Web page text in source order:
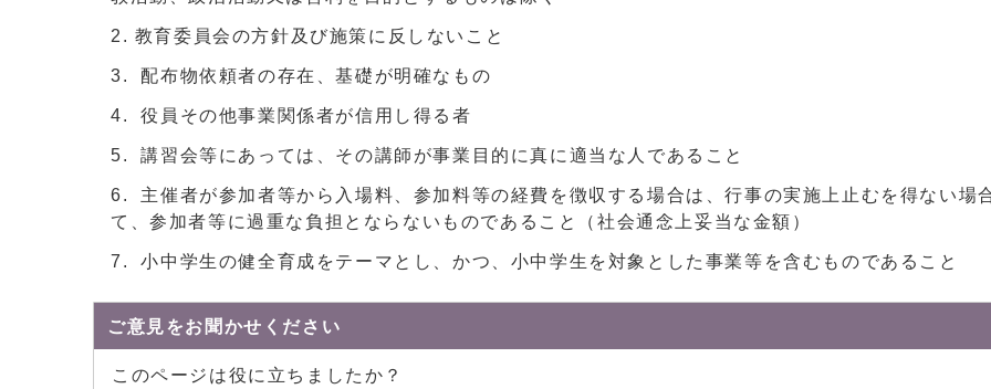
教育委員会の方針及び施策に反しないこと
配布物依頼者の存在、基礎が明確なもの
役員その他事業関係者が信用し得る者
講習会等にあっては、その講師が事業目的に真に適当な人であること
主催者が参加者等から入場料、参加料等の経費を徴収する場合は、行事の実施上止むを得ない場
て、参加者等に過重な負担とならないものであること（社会通念上妥当な金額）
小中学生の健全育成をテーマとし、かつ、小中学生を対象とした事業等を含むものであること
ご意見をお聞かせください
このページは役に立ちましたか？